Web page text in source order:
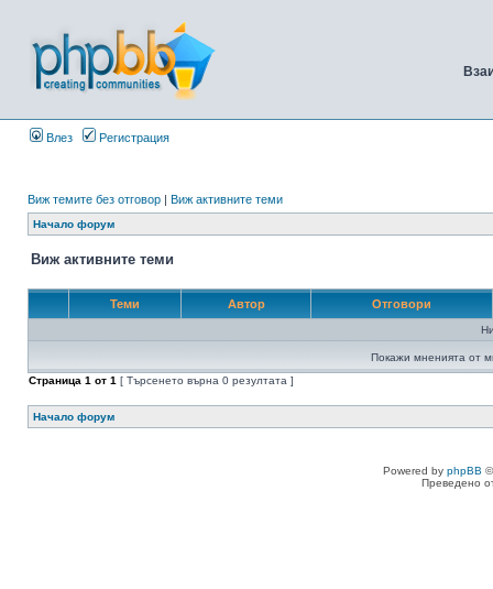
Влез Регистрация
Виж темите без отговор | Виж активните теми
Начало форум
Виж активните теми
Теми Автор Отговори
Покажи мненията от
Страница 1 от 1 [ Търсенето върна 0 резултата ]
Начало форум
Powered by phpBB
Преведено